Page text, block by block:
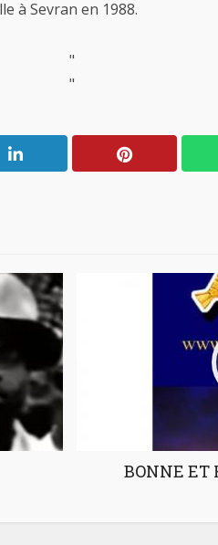
à Sevran en 1988.
"
"
BONNE ET